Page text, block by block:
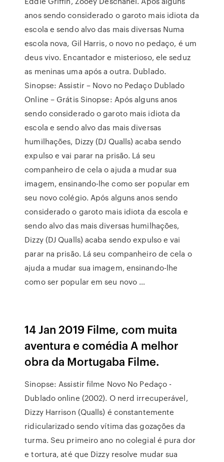
anos sendo considerado o garoto mais idiota da
escola e sendo alvo das mais diversas Numa
escola nova, Gil Harris, o novo no pedaço, é um
deus vivo. Encantador e misterioso, ele seduz
as meninas uma após a outra. Dublado.
Sinopse: Assistir – Novo no Pedaço Dublado
Online – Grátis Sinopse: Após alguns anos
sendo considerado o garoto mais idiota da
escola e sendo alvo das mais diversas
humilhações, Dizzy (DJ Qualls) acaba sendo
expulso e vai parar na prisão. Lá seu
companheiro de cela o ajuda a mudar sua
imagem, ensinando-lhe como ser popular em
seu novo colégio. Após alguns anos sendo
considerado o garoto mais idiota da escola e
sendo alvo das mais diversas humilhações,
Dizzy (DJ Qualls) acaba sendo expulso e vai
parar na prisão. Lá seu companheiro de cela o
ajuda a mudar sua imagem, ensinando-lhe
como ser popular em seu novo …
14 Jan 2019 Filme, com muita
aventura e comédia A melhor
obra da Mortugaba Filme.
Sinopse: Assistir filme Novo No Pedaço -
Dublado online (2002). O nerd irrecuperável,
Dizzy Harrison (Qualls) é constantemente
ridicularizado sendo vítima das gozações da
turma. Seu primeiro ano no colegial é pura dor
e tortura, até que Dizzy resolve mudar sua